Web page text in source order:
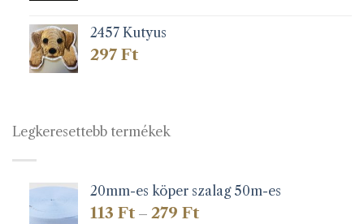
2457 Kutyus
297 Ft
Legkeresettebb termékek
20mm-es köper szalag 50m-es
113 Ft – 279 FtÁrtartomány: